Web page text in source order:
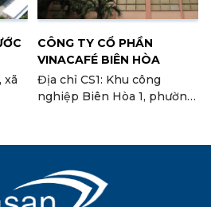
xã
CÔNG TY CỔ PHẦN
VINACAFÉ BIÊN HÒA
Địa chỉ CS1: Khu công
nghiệp Biên Hòa 1, phường
đất C, I.III-3+7, Khu công
Tam An, Huyện Long
Thành tỉnh Đồng Nai (Nhà